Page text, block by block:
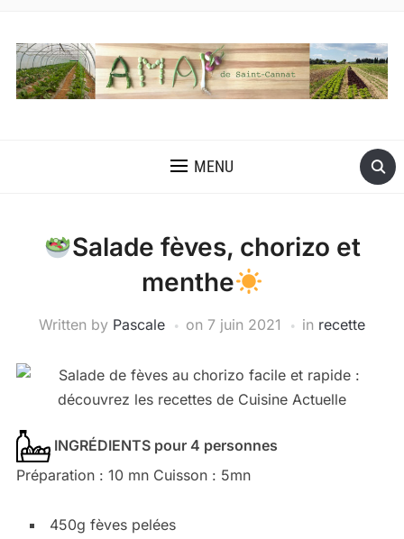
MENU
Salade fèves, chorizo et
menthe
Written by Pascale on 7 juin 2021 in recette
INGRÉDIENTS pour 4 personnes
Préparation : 10 mn Cuisson : 5mn
450g fèves pelées